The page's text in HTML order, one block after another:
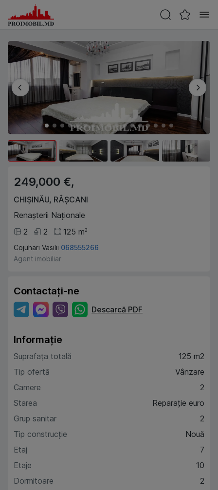
249,000 €,
CHIȘINĂU, RÂȘCANI
Renașterii Naționale
2
2 125 m2
Cojuhari Vasilii 068555266
Agent imobiliar
Contactați-ne
Descarcă PDF
Informație
Suprafața totală
125 m2
Tip ofertă
Vânzare
Camere
2
Starea
Reparație euro
Grup sanitar
2
Tip construcție
Nouă
Etaj
7
Etaje
10
Dormitoare
2